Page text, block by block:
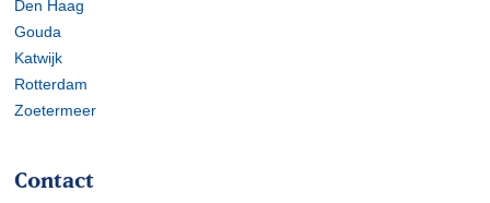
Den Haag
Gouda
Katwijk
Rotterdam
Zoetermeer
Contact